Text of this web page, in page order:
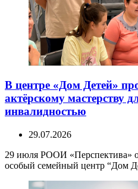
В центре «Дом Детей»
актёрскому мастерству
инвалидностью
29.07.2026
29 июля РООИ «Перспектива»
особый семейный центр “Дом